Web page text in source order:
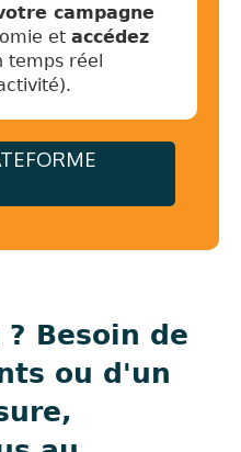
campagne
et accédez
temps réel
Besoin de
ou d'un